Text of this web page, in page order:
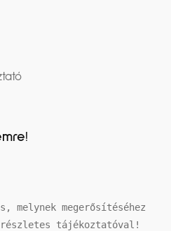
melynek megerősítéséhez
tájékoztatóval!